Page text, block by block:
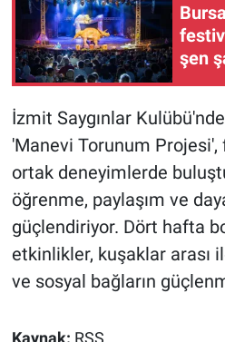
şen
İzmit Saygınlar
'Manevi Torunum Projesi',
ortak deneyimlerde
öğrenme, paylaşım ve
güçlendiriyor. Dört hafta
etkinlikler, kuşaklar arası
ve sosyal bağların